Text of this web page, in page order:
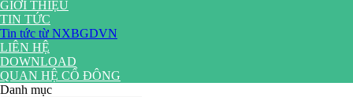
GIỚI THIỆU
TIN TỨC
Tin tức từ NXBGDVN
LIÊN HỆ
DOWNLOAD
QUAN HỆ CỔ ĐÔNG
Danh mục